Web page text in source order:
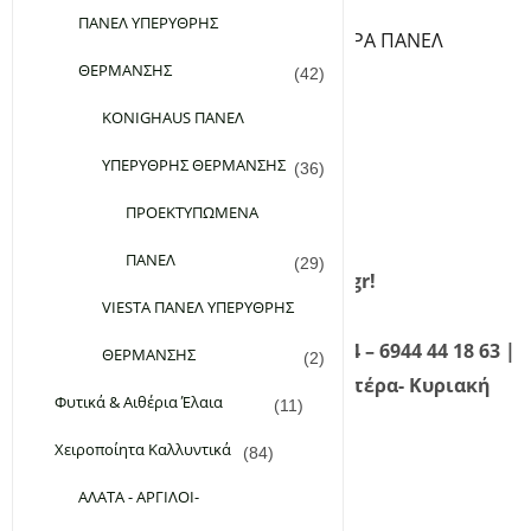
ΒΑΣΕΙΣ ΔΑΠΕΔΟΥ ΓΙΑ ΥΠΕΡΥΘΡA ΠΑΝΕΛ
ΘΕΡΜΑΙΝΟΜΕΝΑ ΧΑΛΑΚΙΑ
Εταιρεία
Καλώς ήρθατε στο planetgreen.gr!
Καλέστε μας τώρα! 210 98 28 134 – 6944 44 18 63 |
Τηλεφωνική Εξυπηρέτηση: Δευτέρα- Κυριακή
09:00 – 21:00
ΠΑΝΕΛ ΥΠΕΡΥΘΡΗΣ
ΘΕΡΜΑΝΣΗΣ (42)
KONIGHAUS ΠΑΝΕΛ
ΥΠΕΡΥΘΡΗΣ ΘΕΡΜΑΝΣΗΣ (36)
ΠΡΟΕΚΤΥΠΩΜΕΝΑ
ΠΑΝΕΛ (29)
VIESTA ΠΑΝΕΛ ΥΠΕΡΥΘΡΗΣ
ΘΕΡΜΑΝΣΗΣ (2)
Φυτικά & Αιθέρια Έλαια (11)
Χειροποίητα Καλλυντικά (84)
ΑΛΑΤΑ - ΑΡΓΙΛΟΙ-